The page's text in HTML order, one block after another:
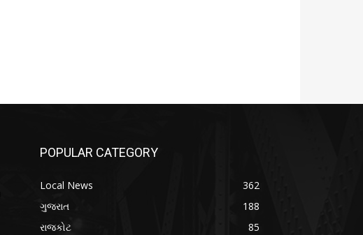
POPULAR CATEGORY
Local News
362
ગુજરાત
188
રાજકોટ
85